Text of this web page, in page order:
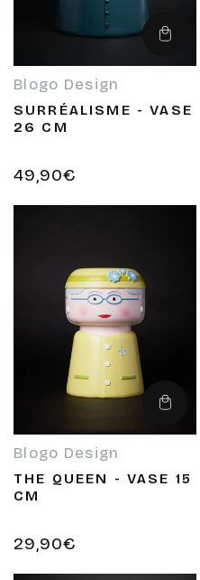
Ajouter
Fournisseur :
Blogo Design
SURRÉALISME - VASE
26 CM
Prix
habituel
49,90€
Ajouter
Fournisseur :
Blogo Design
THE QUEEN - VASE 15
CM
Prix
habituel
29,90€